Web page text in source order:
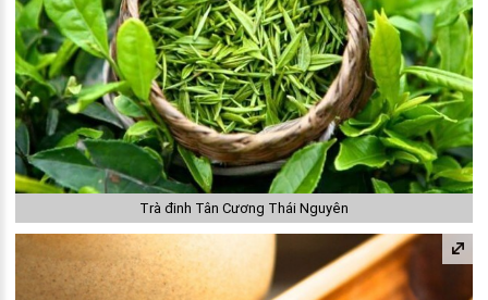
Trà đinh Tân Cương Thái Nguyên